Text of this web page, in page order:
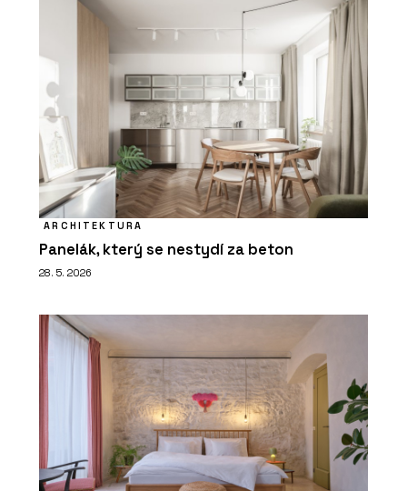
ARCHITEKTURA
Panelák, který se nestydí za beton
28. 5. 2026